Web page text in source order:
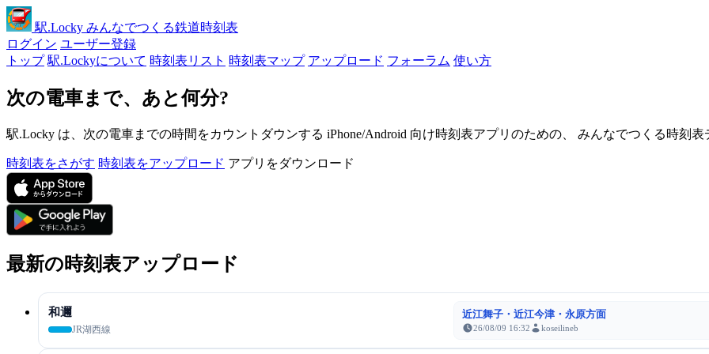
駅.Locky みんなでつくる鉄道時刻表
ログイン ユーザー登録
トップ 駅.Lockyについて 時刻表リスト 時刻表マップ アップロード フォーラム 使い方
次の電車まで、あと何分?
駅.Locky は、次の電車までの時間をカウントダウンする iPhone/Android 向け時刻表アプリのための、 みんなでつくる時刻表
時刻表をさがす 時刻表をアップロード アプリをダウンロード
最新の時刻表アップロード
和邇
JR湖西線
近江舞子・近江今津・永原方面
26/08/09 16:32 koseilineb